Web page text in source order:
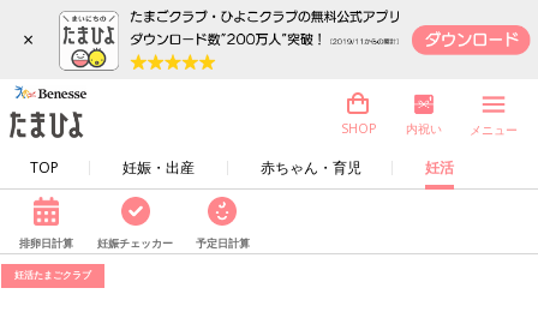
×
TOP 妊娠・出産 赤ちゃん・育児 妊活
SHOP 内祝い メニュー
排卵日計算 妊娠チェッカー 予定日計算
妊活たまごクラブ